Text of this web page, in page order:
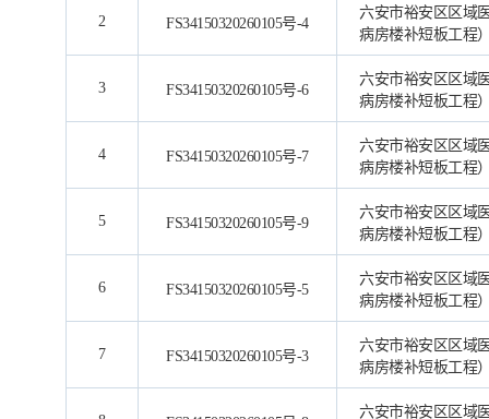
2 FS34150320260105号-4
六安市裕安区区域
病房楼补短板工程
3 FS34150320260105号-6
六安市裕安区区域
病房楼补短板工程
4 FS34150320260105号-7
六安市裕安区区域
病房楼补短板工程
5 FS34150320260105号-9
六安市裕安区区域
病房楼补短板工程
6 FS34150320260105号-5
六安市裕安区区域
病房楼补短板工程
7 FS34150320260105号-3
六安市裕安区区域
病房楼补短板工程
六安市裕安区区域